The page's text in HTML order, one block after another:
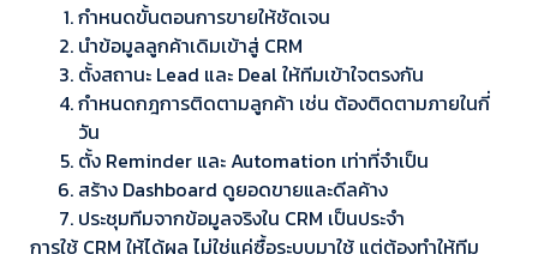
กำหนดขั้นตอนการขายให้ชัดเจน
นำข้อมูลลูกค้าเดิมเข้าสู่ CRM
ตั้งสถานะ Lead และ Deal ให้ทีมเข้าใจตรงกัน
กำหนดกฎการติดตามลูกค้า เช่น ต้องติดตามภายในกี่
วัน
ตั้ง Reminder และ Automation เท่าที่จำเป็น
สร้าง Dashboard ดูยอดขายและดีลค้าง
ประชุมทีมจากข้อมูลจริงใน CRM เป็นประจำ
การใช้ CRM ให้ได้ผล ไม่ใช่แค่ซื้อระบบมาใช้ แต่ต้องทำให้ทีม